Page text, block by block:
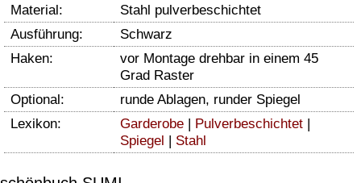
Material:
Stahl pulverbeschichtet
Ausführung:
Schwarz
Haken:
vor Montage drehbar in einem 45
Grad Raster
Optional:
runde Ablagen, runder Spiegel
Lexikon:
Garderobe | Pulverbeschichtet |
Spiegel | Stahl